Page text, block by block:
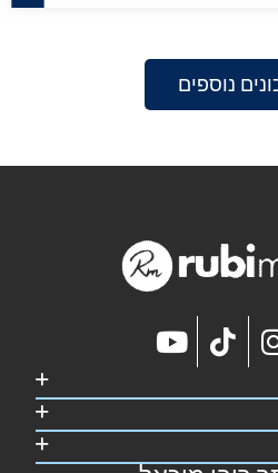
נוספים